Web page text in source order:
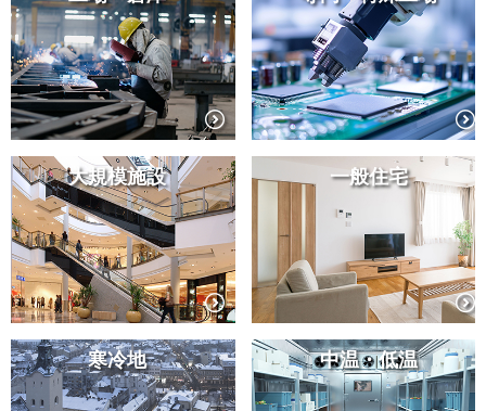
大規模施設 一般住宅
寒冷地 中温・低温